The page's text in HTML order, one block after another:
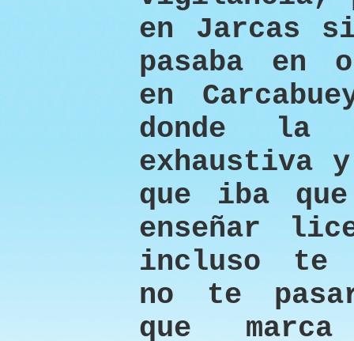
en Jarcas
pasaba en
en
donde la
exhaustiva
que iba
enseñar
incluso te
no te
que